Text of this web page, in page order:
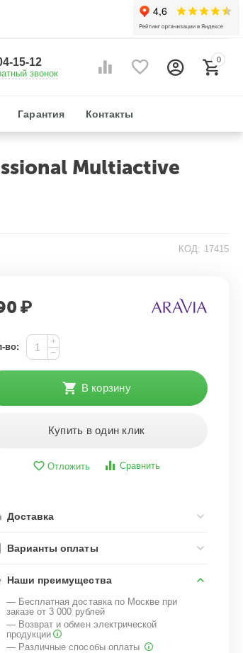
15-12
звонок
0
Гарантия Контакты
Multiactive
КОД: 17415
₽
во:
+
−
В корзину
Купить в один клик
Отложить Сравнить
Доставка
Варианты оплаты
Наши преимущества
— Бесплатная доставка по Москве при
заказе от 3 000 рублей
— Возврат и обмен электрической
продукции
— Различные способы оплаты